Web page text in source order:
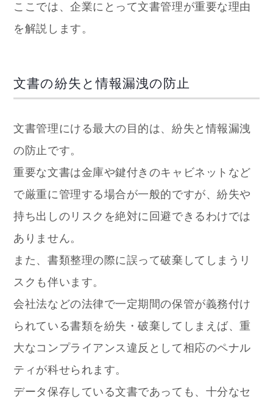
ここでは、企業にとって文書管理が重要な理由
を解説します。
文書の紛失と情報漏洩の防止
文書管理にける最大の目的は、紛失と情報漏洩
の防止です。
重要な文書は金庫や鍵付きのキャビネットなど
で厳重に管理する場合が一般的ですが、紛失や
持ち出しのリスクを絶対に回避できるわけでは
ありません。
また、書類整理の際に誤って破棄してしまうリ
スクも伴います。
会社法などの法律で一定期間の保管が義務付け
られている書類を紛失・破棄してしまえば、重
大なコンプライアンス違反として相応のペナル
ティが科せられます。
データ保存している文書であっても、十分なセ